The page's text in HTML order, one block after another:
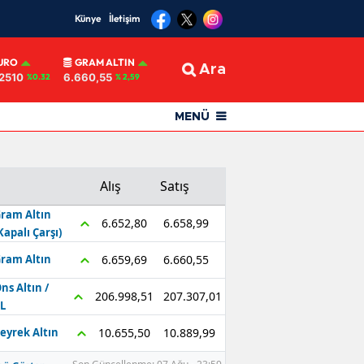
Künye İletişim
%0.32
GRAM ALTIN
6.660,55 % 2,59 Ara
MENÜ
Alış Satış
Altın
Çarşı)
6.652,80 6.658,99
Altın 6.659,69 6.660,55
Altın /
206.998,51 207.307,01
Altın 10.655,50 10.889,99